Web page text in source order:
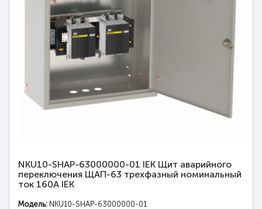
NKU10-SHAP-63000000-01 IEK Щит аварийного
переключения ЩАП-63 трехфазный номинальный
ток 160А IEK
Модель: NKU10-SHAP-63000000-01